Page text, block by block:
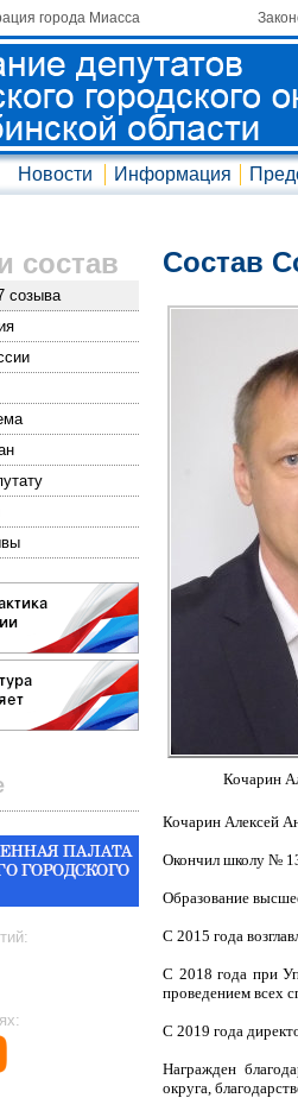
города Миасса
Новости Информация
состав
созыва
Состав
Кочарин
Кочарин Алексей
Окончил школу №
Образование
С 2015 года
С 2018 года при
проведением всех
С 2019 года
Награжден
округа,